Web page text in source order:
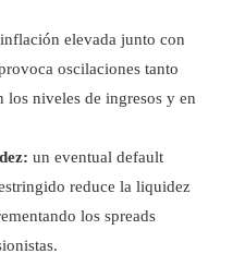
elevada junto con
oscilaciones tanto
los niveles de ingresos y en
un eventual default
reduce la liquidez
los spreads